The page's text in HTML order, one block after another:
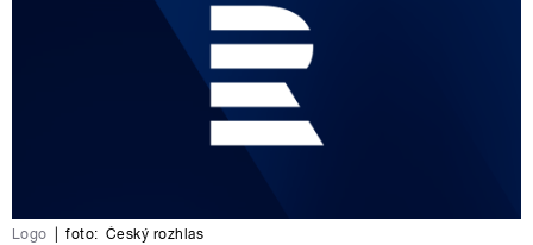
Logo foto: Český rozhlas